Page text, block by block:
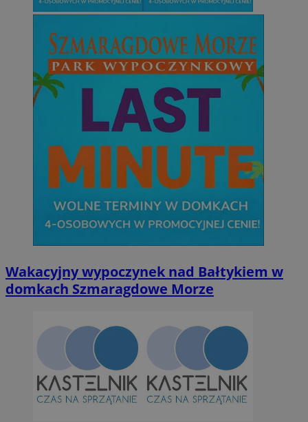
Wakacyjny wypoczynek nad Bałtykiem w
domkach Szmaragdowe Morze